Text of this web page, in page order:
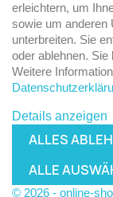
erleichtern, um
sowie um anderen
unterbreiten. Sie
oder ablehnen.
Weitere
Details anzeigen
ALLES
ALLE
© 2026 - online-